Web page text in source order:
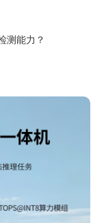
测能力？